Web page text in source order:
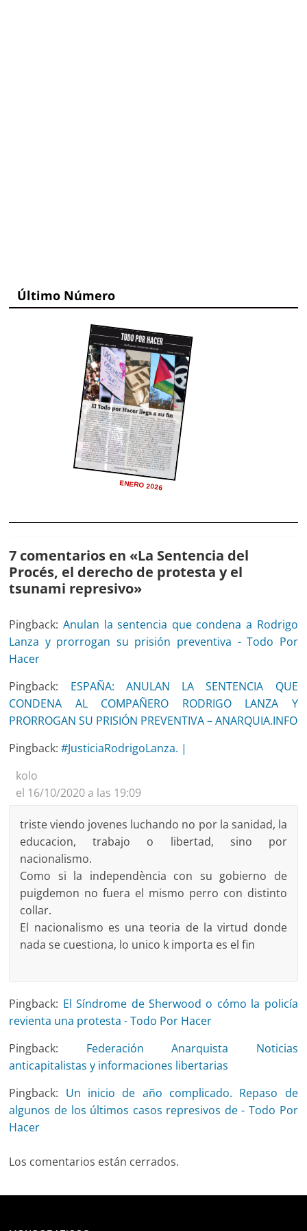
Último Número
ENERO 2026
7 comentarios en «La Sentencia del
Procés, el derecho de protesta y el
tsunami represivo»
Pingback:Anulan la sentencia que condena a Rodrigo
Lanza y prorrogan su prisión preventiva - Todo Por
Hacer
Pingback: ESPAÑA: ANULAN LA SENTENCIA QUE
CONDENA AL COMPAÑERO RODRIGO LANZA Y
PRORROGAN SU PRISIÓN PREVENTIVA – ANARQUIA.INFO
Pingback:#JusticiaRodrigoLanza. |
kolo
el 16/10/2020 a las 19:09
triste viendo jovenes luchando no por la sanidad, la
educacion, trabajo o libertad, sino por
nacionalismo.
Como si la independència con su gobierno de
puigdemon no fuera el mismo perro con distinto
collar.
El nacionalismo es una teoria de la virtud donde
nada se cuestiona, lo unico k importa es el fin
Pingback: El Síndrome de Sherwood o cómo la policía
revienta una protesta - Todo Por Hacer
Pingback: Federación Anarquista Noticias
anticapitalistas y informaciones libertarias
Pingback: Un inicio de año complicado. Repaso de
algunos de los últimos casos represivos de - Todo Por
Hacer
Los comentarios están cerrados.